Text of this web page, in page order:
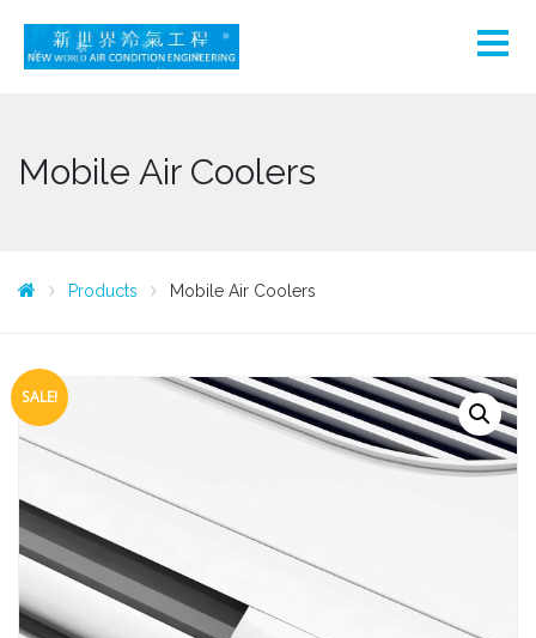
Mobile Air Coolers
Products Mobile Air Coolers
SALE!